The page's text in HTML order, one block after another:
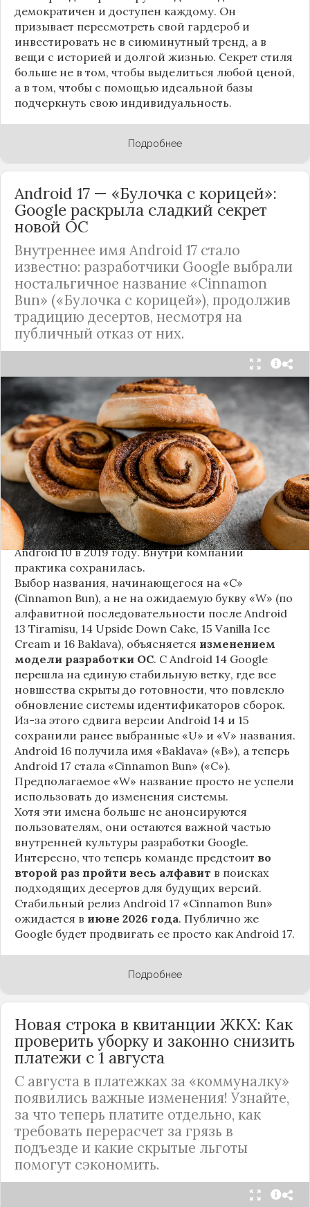
демократичен и доступен каждому. Он
призывает пересмотреть свой гардероб и
инвестировать не в сиюминутный тренд, а в
вещи с историей и долгой жизнью. Секрет стиля
больше не в том, чтобы выделиться любой ценой,
а в том, чтобы с помощью идеальной базы
подчеркнуть свою индивидуальность.
Подробнее
Android 17 — «Булочка с корицей»:
Google раскрыла сладкий секрет
новой ОС
Внутреннее имя Android 17 стало
известно: разработчики Google выбрали
ностальгичное название «Cinnamon
Bun» («Булочка с корицей»), продолжив
традицию десертов, несмотря на
публичный отказ от них.
Стало известно внутреннее кодовое имя
следующей крупной версии Android. Как
сообщают источники, Android 17, релиз которой
ожидается в 2026 году, разрабатывается под
названием«Cinnamon Bun»(«Булочка с
корицей»).
Это решение продолжает знаменитую традицию
Google называть версии Android в честь
сладостей и десертов (Cupcake, Donut, KitKat и
т.д.), хотя компанияпрекратила публично
использовать эти именас момента выхода
Android 10 в 2019 году. Внутри компании
практика сохранилась.
Выбор названия, начинающегося на «C»
(Cinnamon Bun), а не на ожидаемую букву «W» (по
алфавитной последовательности после Android
13 Tiramisu, 14 Upside Down Cake, 15 Vanilla Ice
Cream и 16 Baklava), объясняется изменением
модели разработки ОС. С Android 14 Google
перешла на единую стабильную ветку, где все
новшества скрыты до готовности, что повлекло
обновление системы идентификаторов сборок.
Из-за этого сдвига версии Android 14 и 15
сохранили ранее выбранные «U» и «V» названия.
Android 16 получила имя «Baklava» («B»), а теперь
Android 17 стала «Cinnamon Bun» («C»).
Предполагаемое «W» название просто не успели
использовать до изменения системы.
Хотя эти имена больше не анонсируются
пользователям, они остаются важной частью
внутренней культуры разработки Google.
Интересно, что теперь команде предстоит во
второй раз пройти весь алфавит в поисках
подходящих десертов для будущих версий.
Стабильный релиз Android 17 «Cinnamon Bun»
ожидается в июне 2026 года. Публично же
Google будет продвигать ее просто как Android 17.
Подробнее
Новая строка в квитанции ЖКХ: Как
проверить уборку и законно снизить
платежи с 1 августа
С августа в платежках за «коммуналку»
появились важные изменения! Узнайте,
за что теперь платите отдельно, как
требовать перерасчет за грязь в
подъезде и какие скрытые льготы
помогут сэкономить.